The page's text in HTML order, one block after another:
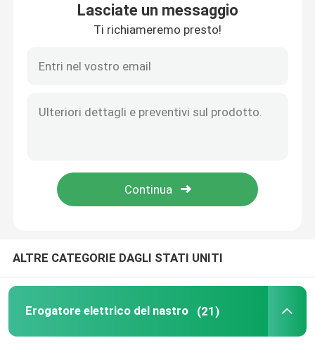
Notizie
Erogatore del nastro della piattaforma girevole
erogatore automatico del nastro
Lasciate un messaggio
Ti richiameremo presto!
ALTRE CATEGORIE DAGLI STATI UNITI
Erogatore elettrico del nastro (21)